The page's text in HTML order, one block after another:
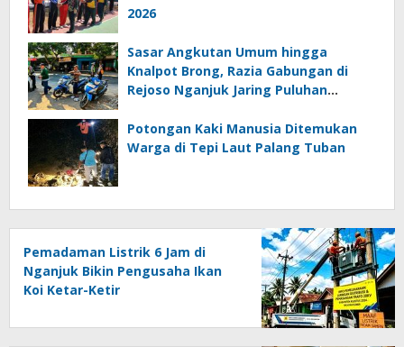
2026
Sasar Angkutan Umum hingga
Knalpot Brong, Razia Gabungan di
Rejoso Nganjuk Jaring Puluhan
Potongan Kaki Manusia Ditemukan
Warga di Tepi Laut Palang Tuban
Pemadaman Listrik 6 Jam di
Nganjuk Bikin Pengusaha Ikan
Koi Ketar-Ketir